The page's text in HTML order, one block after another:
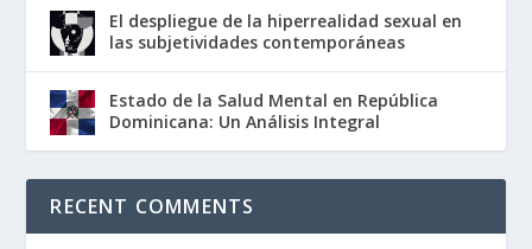
El despliegue de la hiperrealidad sexual en
las subjetividades contemporáneas
Estado de la Salud Mental en República
Dominicana: Un Análisis Integral
RECENT COMMENTS